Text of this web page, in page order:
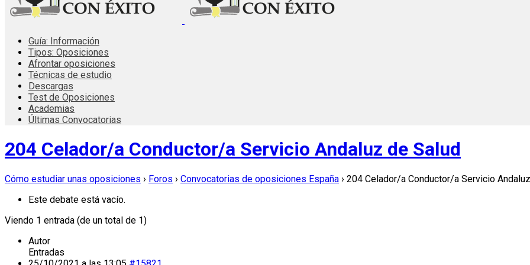
Guía: Información
Tipos: Oposiciones
Afrontar oposiciones
Técnicas de estudio
Descargas
Test de Oposiciones
Academias
Últimas Convocatorias
204 Celador/a Conductor/a Servicio Andaluz de Salud
Cómo estudiar unas oposiciones › Foros › Convocatorias de oposiciones España › 204 Celador/a Conductor/a Servicio
Este debate está vacío.
Viendo 1 entrada (de un total de 1)
Autor
Entradas